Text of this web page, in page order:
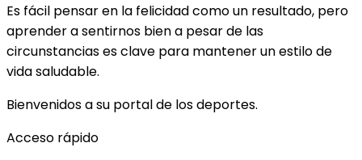
Es fácil pensar en la felicidad como un resultado, pero
aprender a sentirnos bien a pesar de las
circunstancias es clave para mantener un estilo de
vida saludable.
Bienvenidos a su portal de los deportes.
Acceso rápido